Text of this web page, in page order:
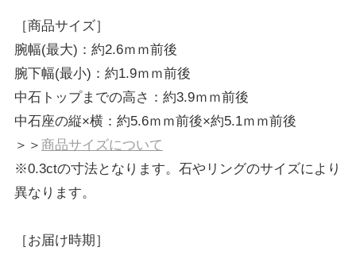
［商品サイズ］
腕幅(最大)：約2.6ｍｍ前後
腕下幅(最小)：約1.9ｍｍ前後
中石トップまでの高さ：約3.9ｍｍ前後
中石座の縦×横：約5.6ｍｍ前後×約5.1ｍｍ前後
＞＞ 商品サイズについて
※0.3ctの寸法となります。石やリングのサイズにより
異なります。
［お届け時期］